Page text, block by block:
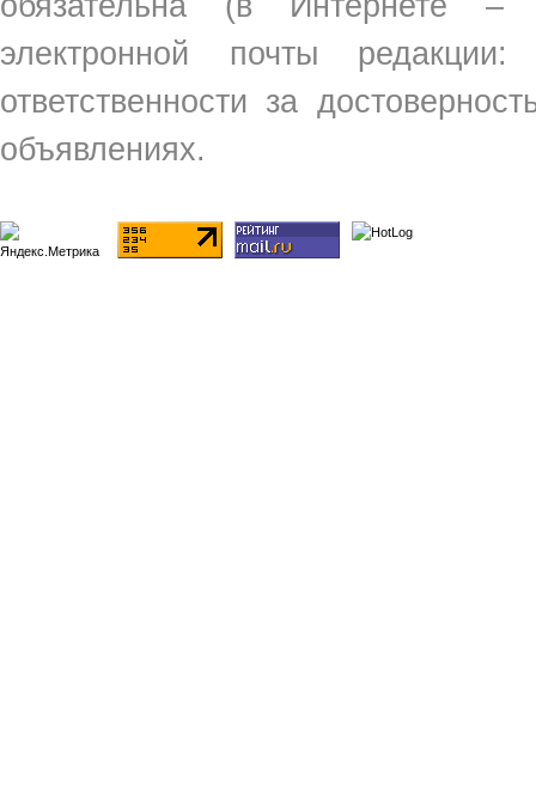
электронной почты
ответственности за
объявлениях.